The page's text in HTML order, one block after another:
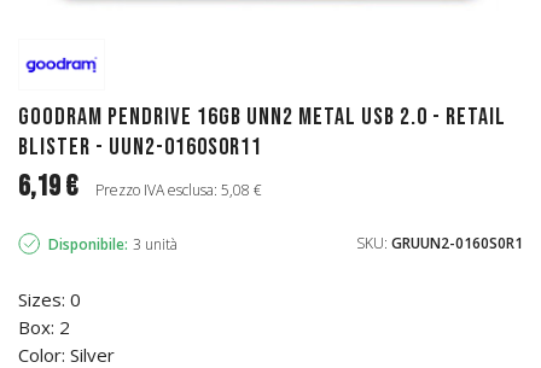
GoodRAM Pendrive 16GB UNN2 metal USB 2.0 - retail
blister - UUN2-0160S0R11
6,19 € Prezzo IVA esclusa: 5,08 €
Disponibile: 3 unità SKU: GRUUN2-0160S0R1
Sizes: 0
Box: 2
Color: Silver